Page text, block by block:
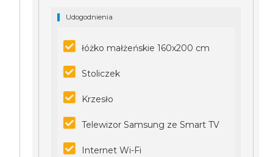
Udogodnienia
łóżko małżeńskie 160x200 cm
Stoliczek
Krzesło
Telewizor Samsung ze Smart TV
Internet Wi-Fi